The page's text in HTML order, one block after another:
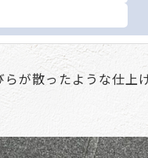
が散ったような仕上